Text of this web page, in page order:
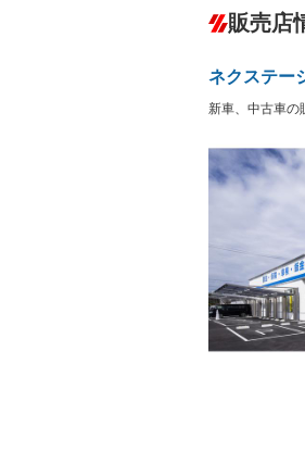
－ ダウンヒ
－ Bluetooth
オーディ
プレイヤー
－
ヘッドラ
ー
LEDヘッ
ETC
ランフラ
フルフラ
シートヒ
－ フロント
－ ルーフレ
販売店
ネクステー
新車、中古車の